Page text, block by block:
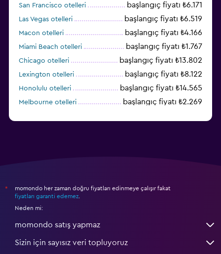
San Francisco otelleri başlangıç fiyatı ₺6.171
Las Vegas otelleri başlangıç fiyatı ₺6.519
Macon otelleri başlangıç fiyatı ₺4.166
Miami Beach otelleri başlangıç fiyatı ₺1.767
Chicago otelleri başlangıç fiyatı ₺13.802
Lexington otelleri başlangıç fiyatı ₺8.122
Honolulu otelleri başlangıç fiyatı ₺14.565
Melbourne otelleri başlangıç fiyatı ₺2.269
*
momondo her zaman doğru fiyatları edinmeye çalışır fakat
fiyatları garanti edemez
Neden mi:
momondo satış yapmaz
Sizin için sayısız veri topluyoruz